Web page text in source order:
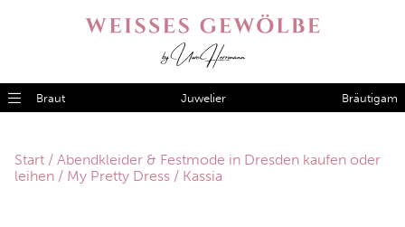
Braut Juwelier Bräutigam
Start / Abendkleider & Festmode in Dresden kaufen oder
leihen / My Pretty Dress / Kassia